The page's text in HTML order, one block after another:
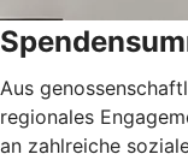
Aus
regionales
an zahlreiche